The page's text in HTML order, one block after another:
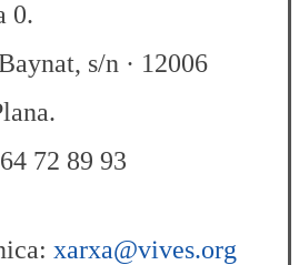
0.
s/n · 12006
72 89 93
xarxa@vives.org